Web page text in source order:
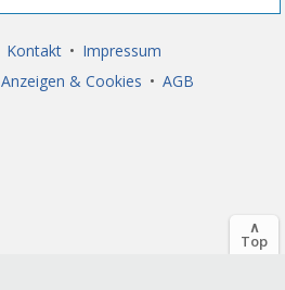
Kontakt • Impressum
Anzeigen & Cookies • AGB
∧
Top